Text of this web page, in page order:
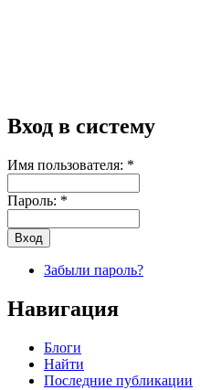
Вход в систему
Имя пользователя: *
Пароль: *
Забыли пароль?
Навигация
Блоги
Найти
Последние публикации